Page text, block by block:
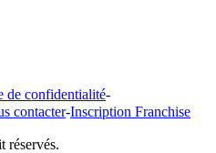
de confidentialité-
contacter-Inscription Franchise
réservés.